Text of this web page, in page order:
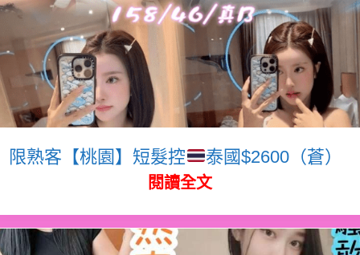
限熟客【桃園】短髮控 泰國$2600（蒼）
閱讀全文